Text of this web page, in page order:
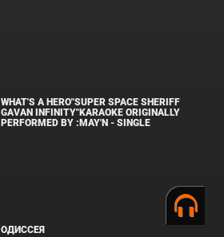
WHAT'S A HERO"SUPER SPACE SHERIFF
GAVAN INFINITY"KARAOKE ORIGINALLY
PERFORMED BY :MAY'N - SINGLE
ОДИССЕЯ